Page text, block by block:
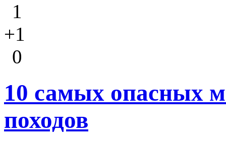
1
+1
0
10 самых опасных
походов